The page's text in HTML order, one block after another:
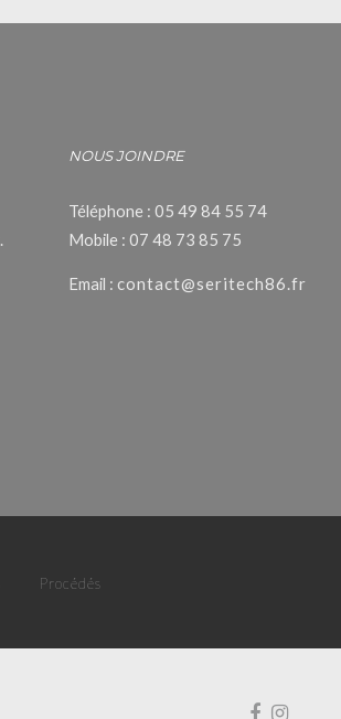
NOUS JOINDRE
Téléphone : 05 49 84 55 74
Mobile : 07 48 73 85 75
Email : contact@seritech86.fr
Procédés